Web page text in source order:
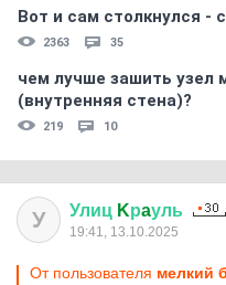
Вот и сам столкнулся -
2363 35
чем лучше зашить узел
(внутренняя стена)?
219 10
У Улиц Kрaуль
19:41, 13.10.2025
От пользователя мелкий